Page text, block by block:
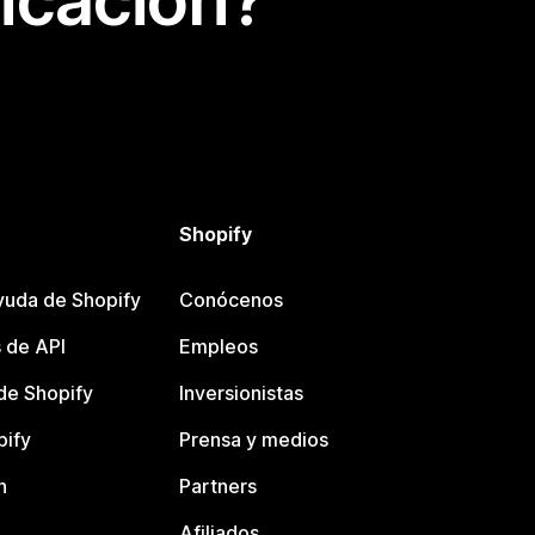
de Shopify
API
Shopify
Shopify
Conócenos
Empleos
Inversionistas
Prensa y medios
Partners